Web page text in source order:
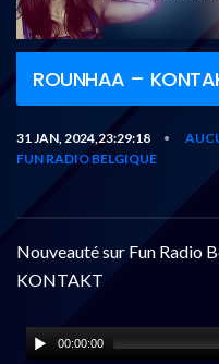
ROUNHAA –
31 JAN, 2024,23:29:18 •
FUN RADIO BELGIQUE
Nouveauté sur Fun Radio
KONTAKT
00:00:00